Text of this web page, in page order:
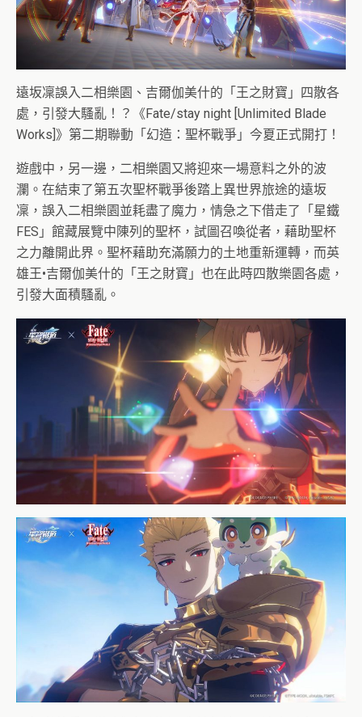
遠坂凜誤入二相樂園、吉爾伽美什的「王之財寶」四散各
處，引發大騷亂！？《Fate/stay night [Unlimited Blade
Works]》第二期聯動「幻造：聖杯戰爭」今夏正式開打！
遊戲中，另一邊，二相樂園又將迎來一場意料之外的波
瀾。在結束了第五次聖杯戰爭後踏上異世界旅途的遠坂
凜，誤入二相樂園並耗盡了魔力，情急之下借走了「星鐵
FES」館藏展覽中陳列的聖杯，試圖召喚從者，藉助聖杯
之力離開此界。聖杯藉助充滿願力的土地重新運轉，而英
雄王•吉爾伽美什的「王之財寶」也在此時四散樂園各處，
引發大面積騷亂。